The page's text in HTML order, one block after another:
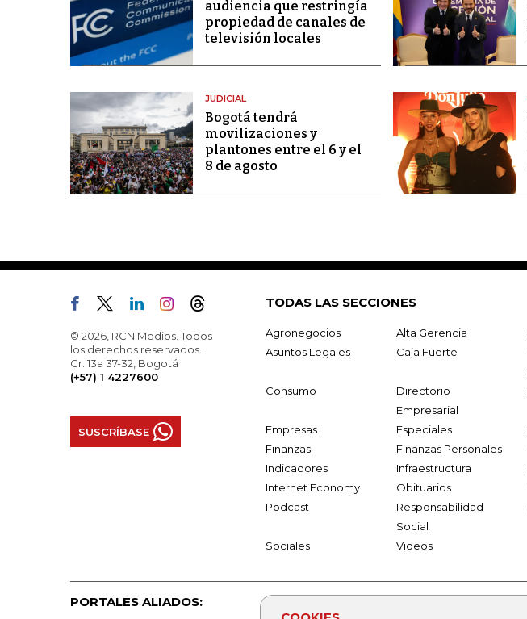
audiencia que restringía
propiedad de canales de
televisión locales
JUDICIAL
Bogotá tendrá
movilizaciones y
plantones entre el 6 y el
8 de agosto
© 2026, RCN Medios. Todos
los derechos reservados.
Cr. 13a 37-32, Bogotá
(+57) 1 4227600
SUSCRÍBASE
TODAS LAS SECCIONES
Agronegocios Alta Gerencia
Asuntos Legales
Caja Fuerte
Consumo
Directorio
Empresarial
Empresas Especiales
Finanzas
Finanzas Personales
Indicadores
Infraestructura
Internet Economy
Obituarios
Podcast
Responsabilidad
Social
Sociales Videos
PORTALES ALIADOS: